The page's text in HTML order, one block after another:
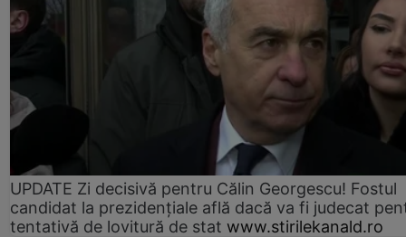
UPDATE Zi decisivă pentru Călin Georgescu! Fostul
candidat la prezidențiale află dacă va fi judecat
tentativă de lovitură de stat www.stirilekanald.ro